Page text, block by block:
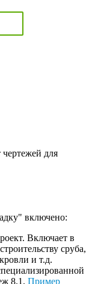
для
включено:
Включает в
сруба,
и т.д.
8.1. Пример